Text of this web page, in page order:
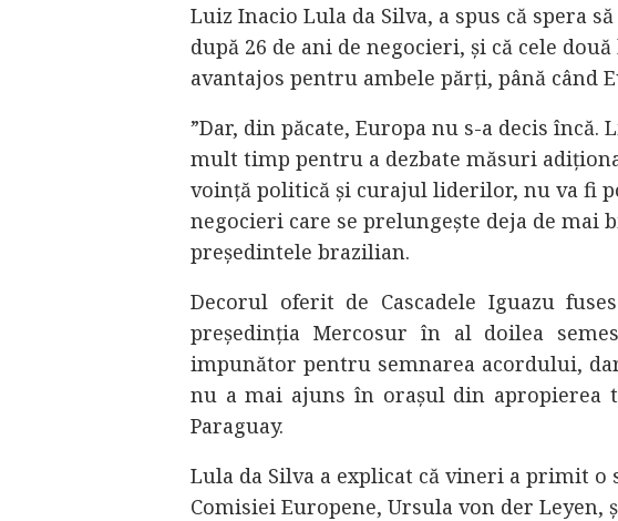
Luiz Inacio Lula da Silva, a spus că spera
după 26 de ani de negocieri, și că cele
avantajos pentru ambele părți, până când
”Dar, din păcate, Europa nu s-a decis
mult timp pentru a dezbate măsuri
voință politică și curajul liderilor, nu va fi
negocieri care se prelungește deja de mai
președintele brazilian.
Decorul oferit de Cascadele Iguazu
președinția Mercosur în al doilea
impunător pentru semnarea acordului,
nu a mai ajuns în orașul din
Paraguay.
Lula da Silva a explicat că vineri a primit o
Comisiei Europene, Ursula von der